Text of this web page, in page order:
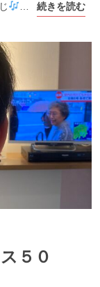
続きを読む
５０